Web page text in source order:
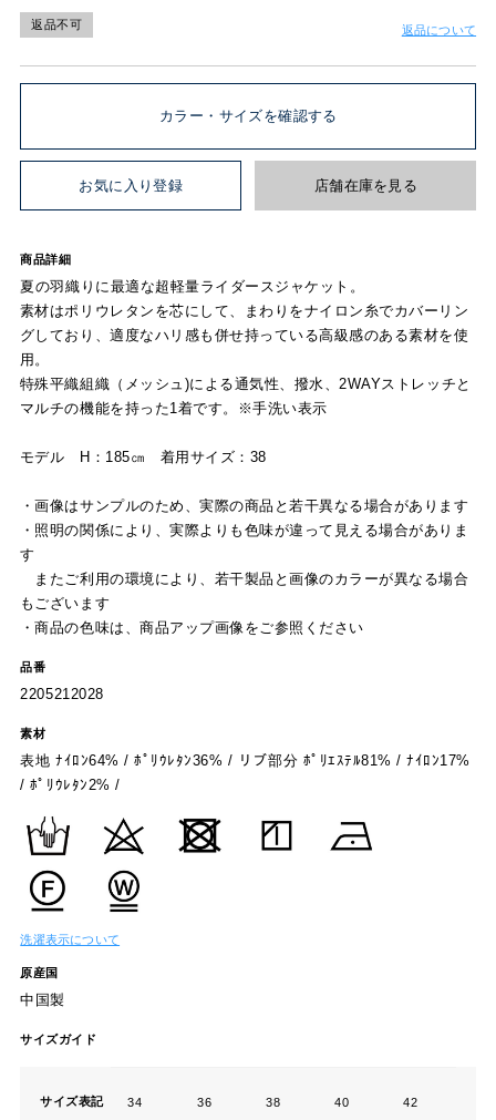
返品不可 返品について
カラー・サイズを確認する
お気に入り登録 店舗在庫を見る
商品詳細
夏の羽織りに最適な超軽量ライダースジャケット。
素材はポリウレタンを芯にして、まわりをナイロン糸でカバーリン
グしており、適度なハリ感も併せ持っている高級感のある素材を使
用。
特殊平織組織（メッシュ)による通気性、撥水、2WAYストレッチと
マルチの機能を持った1着です。※手洗い表示
モデル H：185㎝ 着用サイズ：38
・画像はサンプルのため、実際の商品と若干異なる場合があります
・照明の関係により、実際よりも色味が違って見える場合がありま
す
またご利用の環境により、若干製品と画像のカラーが異なる場合
もございます
・商品の色味は、商品アップ画像をご参照ください
品番
2205212028
素材
表地 ﾅｲﾛﾝ64% / ﾎﾟﾘｳﾚﾀﾝ36% / リブ部分 ﾎﾟﾘｴｽﾃﾙ81% / ﾅｲﾛﾝ17%
/ ﾎﾟﾘｳﾚﾀﾝ2% /
洗濯表示について
原産国
中国製
サイズガイド
サイズ表記 34 36 38 40 42